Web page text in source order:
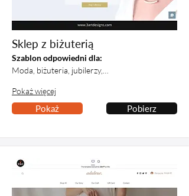
Sklep z biżuterią
Szablon odpowiedni dla:
Moda, biżuteria, jubilerzy,…
Pokaż więcej
Pokaż Pobierz